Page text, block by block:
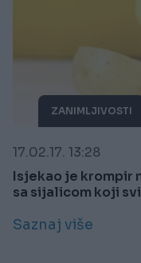
ZANIMLJIVOSTI
17.02.17. 13:28
Isjekao je krompir
sa sijalicom koji svi
Saznaj više